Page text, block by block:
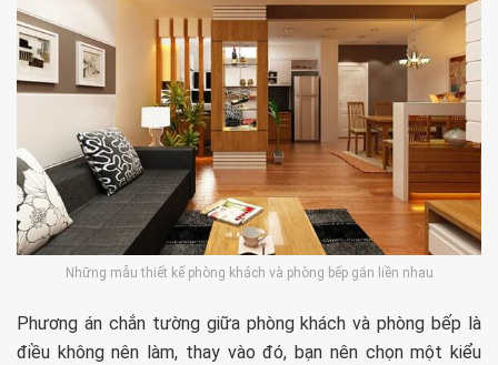
Những mẫu thiết kế phòng khách và phòng bếp gắn liền nhau
Phương án chắn tường giữa phòng khách và phòng bếp là
điều không nên làm, thay vào đó, bạn nên chọn một kiểu